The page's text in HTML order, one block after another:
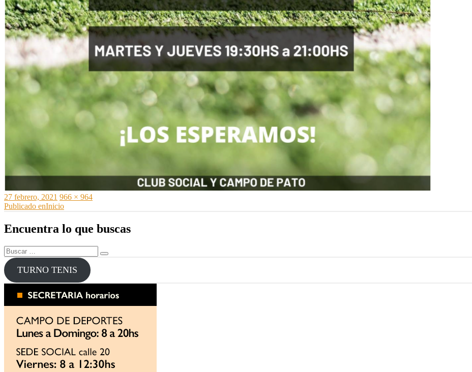
Publicado
el
27 febrero, 2021 Tamaño
completo
966 × 964
Navegación
de
entradas
Publicado enInicio
Encuentra lo que buscas
Buscar
por:
Buscar
TURNO TENIS